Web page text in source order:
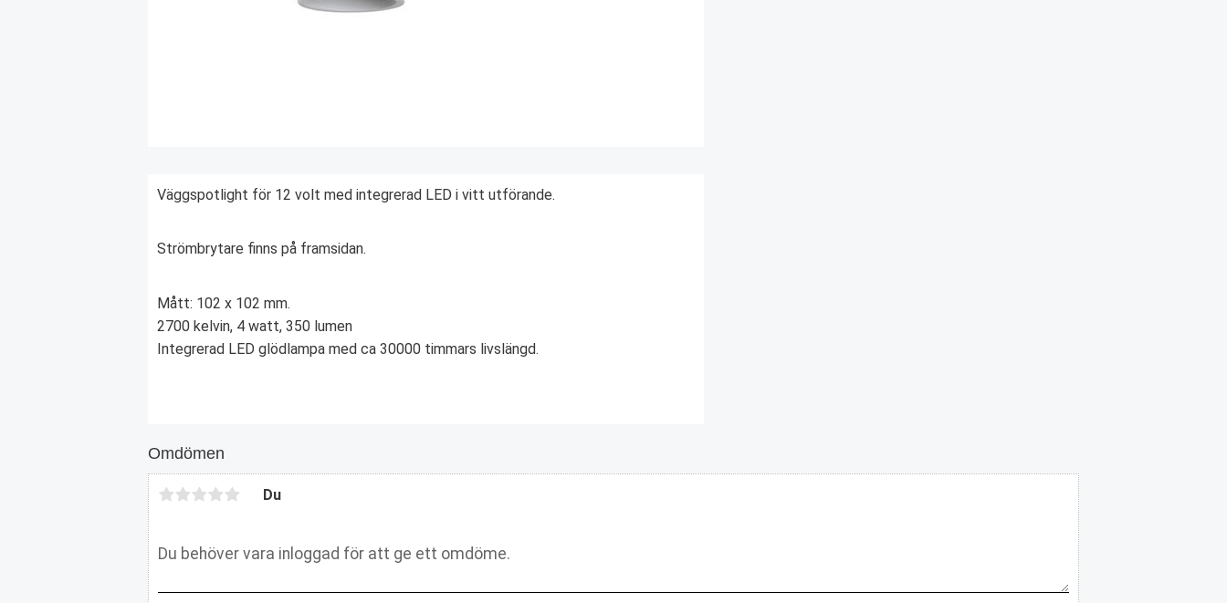
Väggspotlight för 12 volt med integrerad LED i vitt utförande.
Strömbrytare finns på framsidan.
Mått: 102 x 102 mm.
2700 kelvin, 4 watt, 350 lumen
Integrerad LED glödlampa med ca 30000 timmars livslängd.
Omdömen
Du